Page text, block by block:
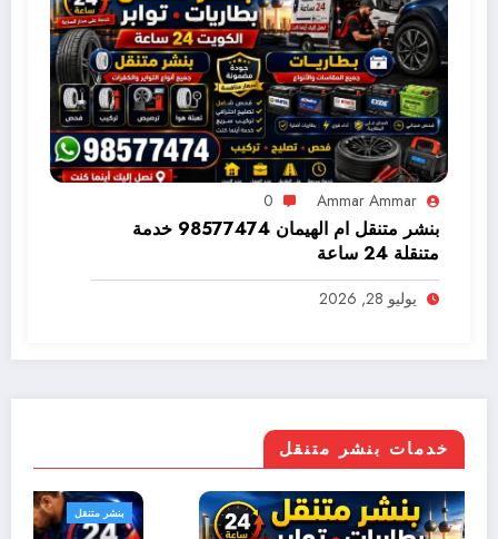
Ammar Ammar
0
بنشر متنقل ام الهيمان 98577474 خدمة
متنقلة 24 ساعة
يوليو 28, 2026
خدمات بنشر متنقل
بنشر متنقل